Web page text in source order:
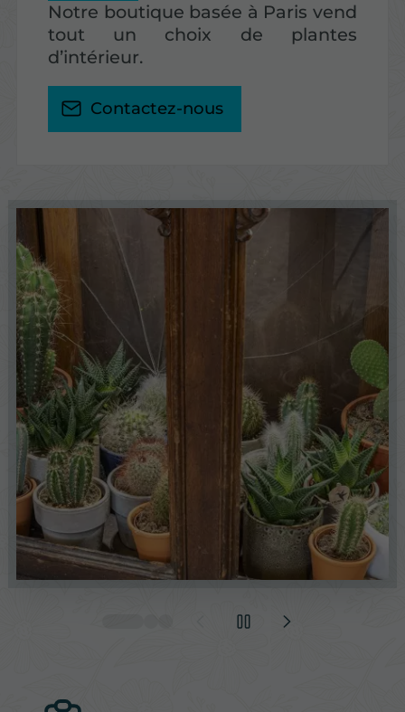
Notre boutique basée à Paris vend
tout un choix de plantes
d’intérieur.
Contactez-nous